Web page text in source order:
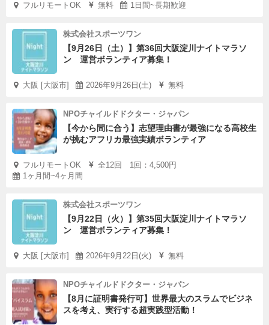
フルリモートOK 無料 1日間~長期歓迎
株式会社スポーツワン
【9月26日（土）】第36回大阪淀川ナイトマラソ
ン 運営ボランティア募集！
大阪 [大阪市] 2026年9月26日(土) 無料
NPOチャイルドドクター・ジャパン
【今から間に合う】志望理由書が最強になる高校生
が挑むアフリカ最強実績ボランティア
フルリモートOK
全12回 1回：4,500円
1ヶ月間~4ヶ月間
株式会社スポーツワン
【9月22日（火）】第35回大阪淀川ナイトマラソ
ン 運営ボランティア募集！
大阪 [大阪市] 2026年9月22日(火) 無料
NPOチャイルドドクター・ジャパン
【8月に証明書発行可】世界最大のスラムでビジネ
スを考え、実行する超実践型活動！